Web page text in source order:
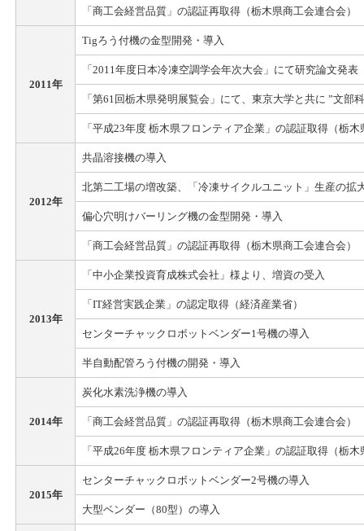
「商工会経営品質」の認証再取得（栃木県商工会連合会）
2011年
Tigろう付機の金型開発・導入
「2011年度日本冷凍空調学会年次大会」にて研究論文発表
「第61回栃木県発明展覧会」にて、東京大学と共に ”文部
「平成23年度 栃木県フロンティア企業」の認証取得（栃
2012年
共晶溶接機の導入
北第二工場の増改築、「冷凍サイクルユニット」生産の拡
偏心穴明けバーリング機の金型開発・導入
「商工会経営品質」の認証再取得（栃木県商工会連合会）
2013年
「中小企業投資育成株式会社」様より、増資の受入
「IT経営実践企業」の認定取得（経済産業省）
センターチャックロボットベンダー1号機の導入
半自動配管ろう付機の開発・導入
2014年
炭化水素洗浄機の導入
「商工会経営品質」の認証再取得（栃木県商工会連合会）
「平成26年度 栃木県フロンティア企業」の認証取得（栃
2015年
センターチャックロボットベンダー2号機の導入
大型ベンダー（80型）の導入